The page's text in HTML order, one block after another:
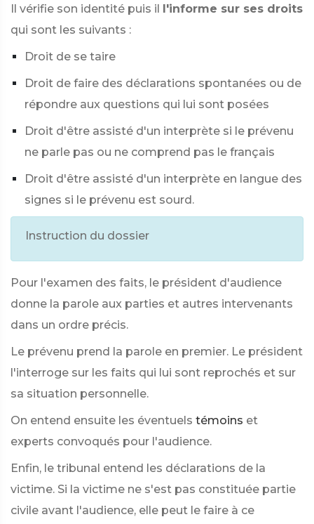
Il vérifie son identité puis il l'informe sur ses droits
qui sont les suivants :
Droit de se taire
Droit de faire des déclarations spontanées ou de
répondre aux questions qui lui sont posées
Droit d'être assisté d'un interprète si le prévenu
ne parle pas ou ne comprend pas le français
Droit d'être assisté d'un interprète en langue des
signes si le prévenu est sourd.
Instruction du dossier
Pour l'examen des faits, le président d'audience
donne la parole aux parties et autres intervenants
dans un ordre précis.
Le prévenu prend la parole en premier. Le président
l'interroge sur les faits qui lui sont reprochés et sur
sa situation personnelle.
On entend ensuite les éventuels témoins et
experts convoqués pour l'audience.
Enfin, le tribunal entend les déclarations de la
victime. Si la victime ne s'est pas constituée partie
civile avant l'audience, elle peut le faire à ce